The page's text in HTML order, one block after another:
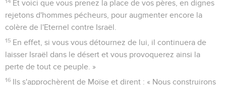
Athroth-Shophan, Jaezer, Jogbeha,
Beth-Nimra et Beth-Haran, des villes fortifiées, et ils firent
des enclos pour les troupeaux.
37
Les Rubénites reconstruisirent Hesbon, Elealé et
Kirjathaïm,
38 Nebo et Baal-Meon, dont les noms furent changés, ainsi